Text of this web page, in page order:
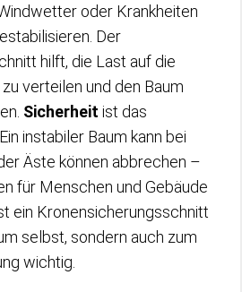
oder Krankheiten
Der
hilft, die Last auf die
verteilen und den Baum
Sicherheit ist das
instabiler Baum kann bei
Äste können abbrechen –
für Menschen und Gebäude
ein Kronensicherungsschnitt
selbst, sondern auch zum
wichtig.